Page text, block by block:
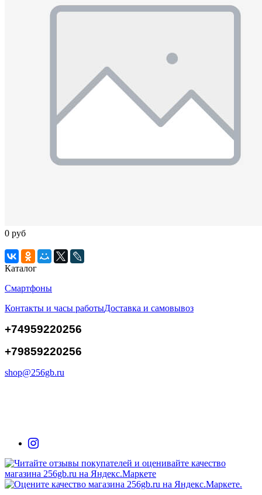
0 руб
Каталог
Смартфоны
Контакты и часы работыДоставка и самовывоз
+74959220256
+79859220256
shop@256gb.ru